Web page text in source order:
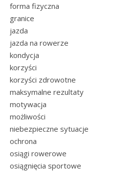
forma fizyczna
granice
jazda
jazda na rowerze
kondycja
korzyści
korzyści zdrowotne
maksymalne rezultaty
motywacja
możliwości
niebezpieczne sytuacje
ochrona
osiągi rowerowe
osiągnięcia sportowe